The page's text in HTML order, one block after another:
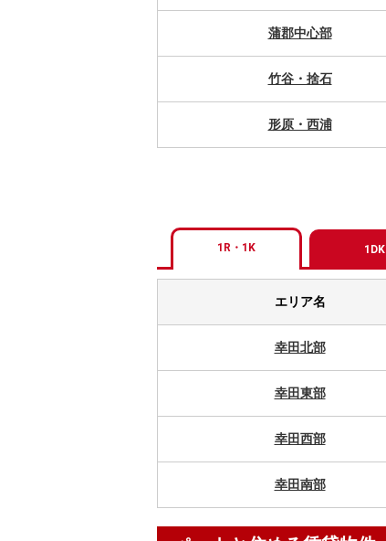
蒲郡中心部
竹谷・捨石
形原・西浦
1R・1K 1DK
エリア名
幸田北部
幸田東部
幸田西部
幸田南部